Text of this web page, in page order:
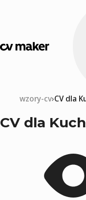
wzory-cv CV dla
CV dla